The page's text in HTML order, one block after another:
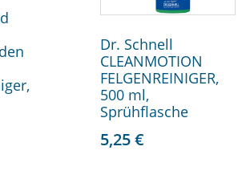
Dr. Schnell
CLEANMOTION
FELGENREINIGER,
500 ml,
Sprühflasche
5,25€